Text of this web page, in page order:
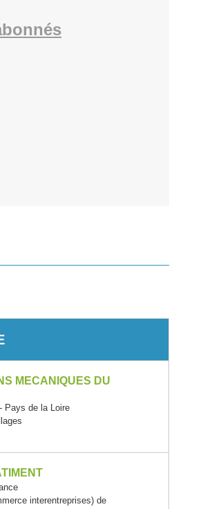
MECANIQUES DU
Pays de la Loire
interentreprises) de